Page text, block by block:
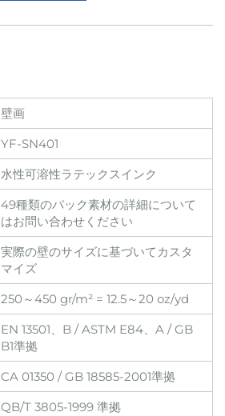
壁画
YF-SN401
水性可溶性ラテックスインク
49種類のバック素材の詳細について
はお問い合わせください
実際の壁のサイズに基づいてカスタ
マイズ
250～450 gr/m² = 12.5～20 oz/yd
EN 13501、B / ASTM E84、A / GB
B1準拠
CA 01350 / GB 18585-2001準拠
QB/T 3805-1999 準拠